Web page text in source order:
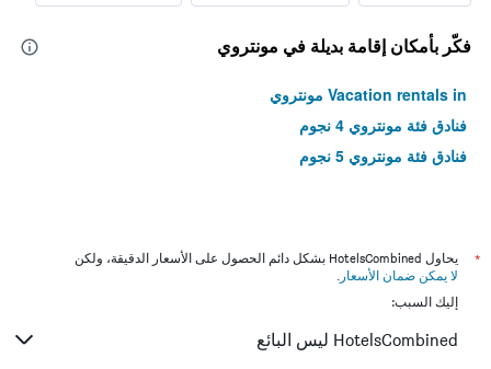
فكّر بأمكان إقامة بديلة في مونتروي
Vacation rentals in مونتروي
فنادق فئة مونتروي 4 نجوم
فنادق فئة مونتروي 5 نجوم
*
يحاول HotelsCombined بشكل دائم الحصول على الأسعار الدقيقة، ولكن
لا يمكن ضمان الأسعار .
إليك السبب:
HotelsCombined ليس البائع